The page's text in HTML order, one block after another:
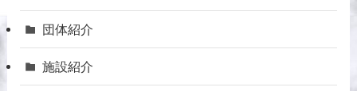
団体紹介
施設紹介